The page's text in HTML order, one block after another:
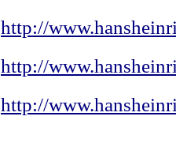
http://
http://
http://